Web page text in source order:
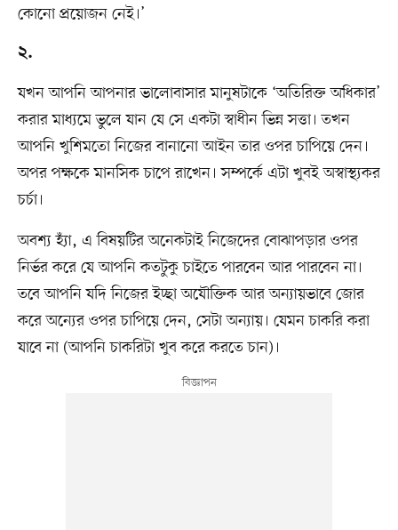
কোনো প্রয়োজন নেই।’
২.
যখন আপনি আপনার ভালোবাসার মানুষটাকে ‘অতিরিক্ত অধিকার’
করার মাধ্যমে ভুলে যান যে সে একটা স্বাধীন ভিন্ন সত্তা। তখন
আপনি খুশিমতো নিজের বানানো আইন তার ওপর চাপিয়ে দেন।
অপর পক্ষকে মানসিক চাপে রাখেন। সম্পর্কে এটা খুবই অস্বাস্থ্যকর
চর্চা।
অবশ্য হ্যাঁ, এ বিষয়টির অনেকটাই নিজেদের বোঝাপড়ার ওপর
নির্ভর করে যে আপনি কতটুকু চাইতে পারবেন আর পারবেন না।
তবে আপনি যদি নিজের ইচ্ছা অযৌক্তিক আর অন্যায়ভাবে জোর
করে অন্যের ওপর চাপিয়ে দেন, সেটা অন্যায়। যেমন চাকরি করা
যাবে না (আপনি চাকরিটা খুব করে করতে চান)।